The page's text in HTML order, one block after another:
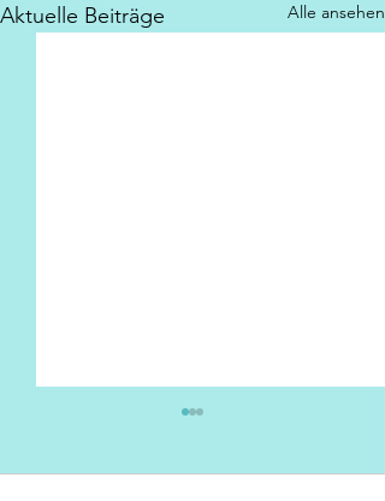
Aktuelle Beiträge Alle ansehen